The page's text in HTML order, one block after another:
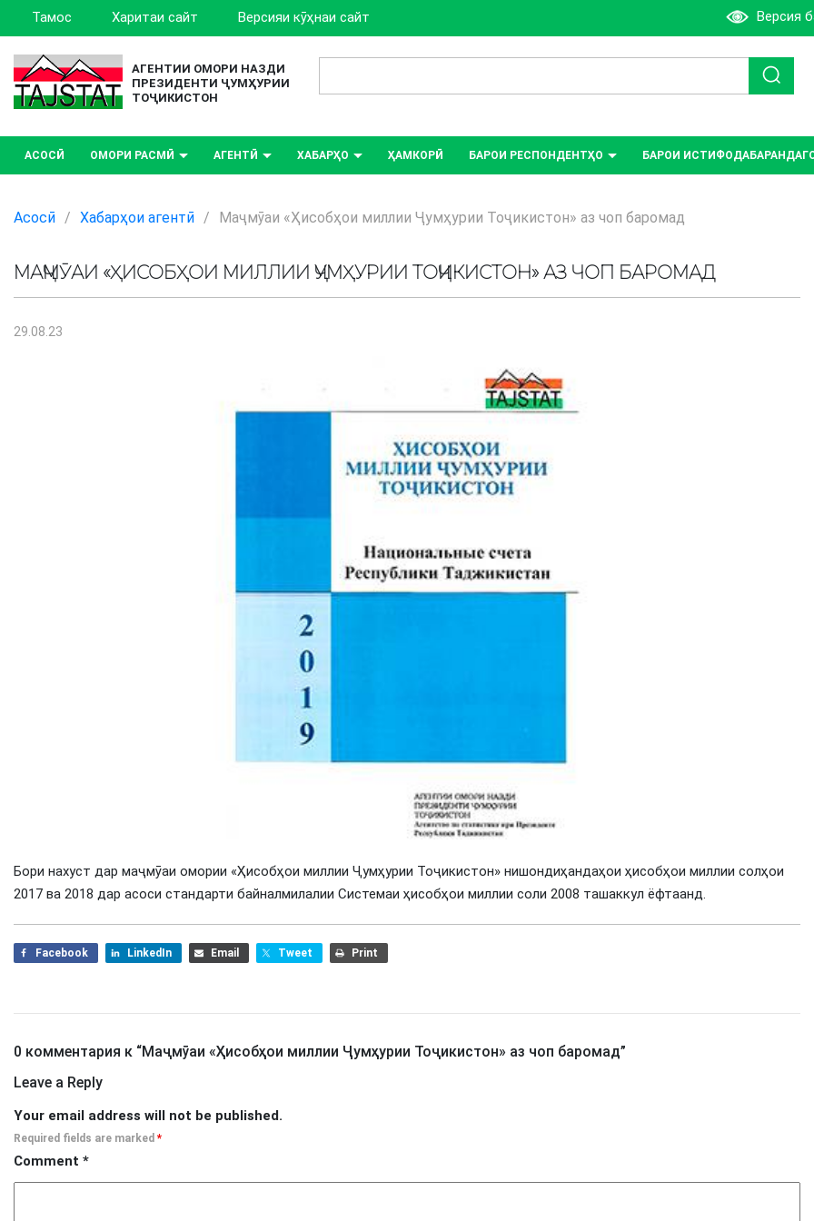
Тамос Харитаи сайт Версияи кӯҳнаи сайт Версия
АГЕНТИИ ОМОРИ НАЗДИ
ПРЕЗИДЕНТИ ҶУМҲУРИИ
ТОҶИКИСТОН
АСОСӢ ОМОРИ РАСМӢ АГЕНТӢ ХАБАРҲО ҲАМКОРӢ БАРОИ РЕСПОНДЕНТҲО БАРОИ
Асосӣ / Хабарҳои агентӣ / Маҷмӯаи «Ҳисобҳои миллии Ҷумҳурии Тоҷикистон» аз чоп баромад
МАҶМӮАИ «ҲИСОБҲОИ МИЛЛИИ ҶУМҲУРИИ ТОҶИКИСТОН» АЗ ЧОП БАРОМАД
29.08.23
Бори нахуст дар маҷмӯаи омории «Ҳисобҳои миллии Ҷумҳурии Тоҷикистон» нишондиҳандаҳои ҳисобҳои миллии солҳои
2017 ва 2018 дар асоси стандарти байналмилалии Системаи ҳисобҳои миллии соли 2008 ташаккул ёфтаанд.
Facebook LinkedIn Email Tweet Print
0 комментария к “Маҷмӯаи «Ҳисобҳои миллии Ҷумҳурии Тоҷикистон» аз чоп баромад”
Leave a Reply
Your email address will not be published.
Required fields are marked *
Comment *